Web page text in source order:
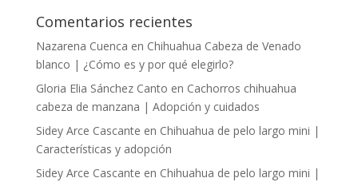
Comentarios recientes
Nazarena Cuenca en Chihuahua Cabeza de Venado
blanco | ¿Cómo es y por qué elegirlo?
Gloria Elia Sánchez Canto en Cachorros chihuahua
cabeza de manzana | Adopción y cuidados
Sidey Arce Cascante en Chihuahua de pelo largo mini |
Características y adopción
Sidey Arce Cascante en Chihuahua de pelo largo mini |